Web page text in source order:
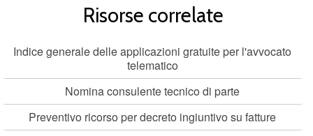
Risorse correlate
Indice generale delle applicazioni gratuite per l'avvocato
telematico
Nomina consulente tecnico di parte
Preventivo ricorso per decreto ingiuntivo su fatture